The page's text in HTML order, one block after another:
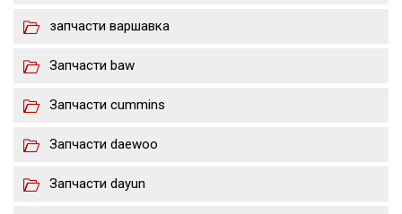
запчасти варшавка
Запчасти baw
Запчасти cummins
Запчасти daewoo
Запчасти dayun